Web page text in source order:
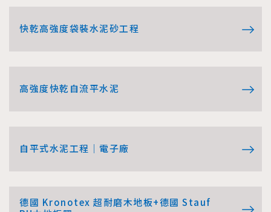
快乾高強度袋裝水泥砂工程
高強度快乾自流平水泥
自平式水泥工程｜電子廠
德國 Kronotex 超耐磨木地板+德國 Stauf